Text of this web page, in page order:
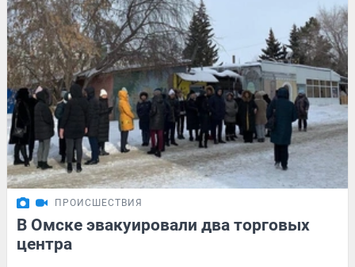
ПРОИСШЕСТВИЯ
В Омске эвакуировали два торговых
центра